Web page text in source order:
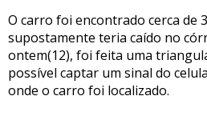
O carro foi encontrado cerca de
supostamente teria caído no
ontem(12), foi feita uma
possível captar um sinal do
onde o carro foi localizado.